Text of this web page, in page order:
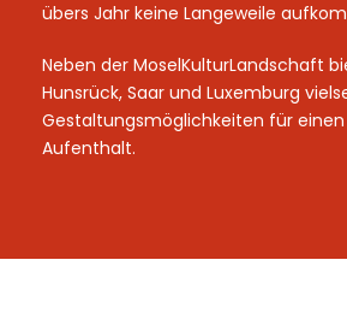
übers Jahr keine Langeweile
Neben der MoselKulturLandschaft
Hunsrück, Saar und Luxemburg
Gestaltungsmöglichkeiten für
Aufenthalt.